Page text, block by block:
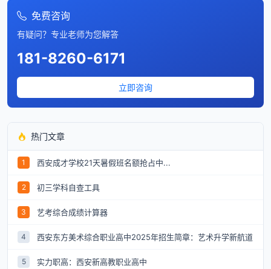
免费咨询
有疑问？专业老师为您解答
181-8260-6171
立即咨询
热门文章
1 西安成才学校21天暑假班名额抢占中...
2 初三学科自查工具
3 艺考综合成绩计算器
4 西安东方美术综合职业高中2025年招生简章：艺术升学新航道
5 实力职高：西安新高教职业高中